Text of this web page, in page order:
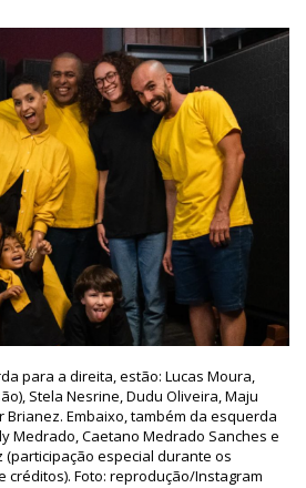
para a direita, estão: Lucas Moura,
Stela Nesrine, Dudu Oliveira, Maju
Brianez. Embaixo, também da esquerda
Medrado, Caetano Medrado Sanches e
(participação especial durante os
créditos). Foto: reprodução/Instagram